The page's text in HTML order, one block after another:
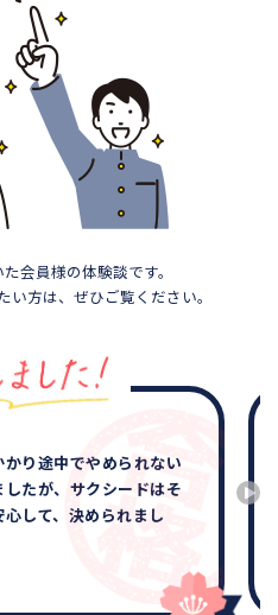
会員様の体験談です。
方は、ぜひご覧ください。
り途中でやめられない
たが、サクシードはそ
して、決められまし